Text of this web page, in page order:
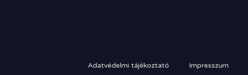
Adatvédelmi tájékoztató Impresszum